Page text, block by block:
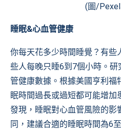
(圖/
睡眠&心血管健康
你每天花多少時間睡覺？有些
些人每晚只睡6到7個小時。
管健康數據。根據美國亨利福
眠時間過長或過短都可能增加
發現，睡眠對心血管風險的影
同，建議合適的睡眠時間為6